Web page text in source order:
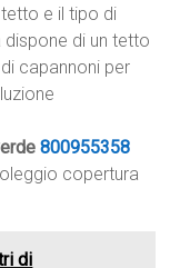
e il tipo di
di un tetto
capannoni per
800955358
copertura
di